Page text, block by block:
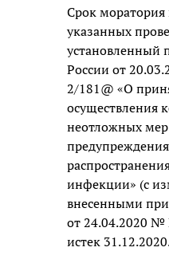
Срок моратория
указанных
России от
2/181@ «О
осуществления
неотложных мер
инфекции» (с
внесенными
от 24.04.2020
истек